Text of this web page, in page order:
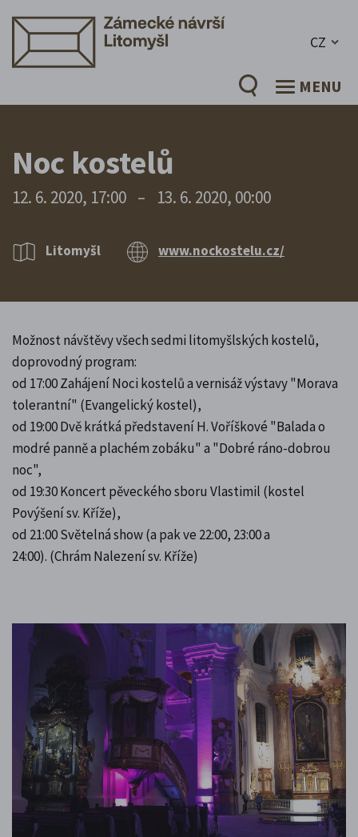
CZ
MENU
Noc kostelů
12. 6. 2020, 17:00 – 13. 6. 2020, 00:00
Litomyšl www.nockostelu.cz/
Možnost návštěvy všech sedmi litomyšlských kostelů,
doprovodný program:
od 17:00 Zahájení Noci kostelů a vernisáž výstavy "Morava
tolerantní" (Evangelický kostel),
od 19:00 Dvě krátká představení H. Voříškové "Balada o
modré panně a plachém zobáku" a "Dobré ráno-dobrou
noc",
od 19:30 Koncert pěveckého sboru Vlastimil (kostel
Povýšení sv. Kříže),
od 21:00 Světelná show (a pak ve 22:00, 23:00 a
24:00). (Chrám Nalezení sv. Kříže)